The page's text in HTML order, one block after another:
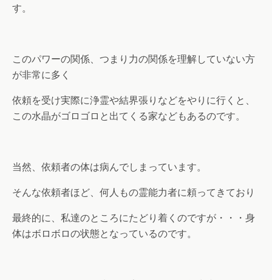
す。
このパワーの関係、つまり力の関係を理解していない方
が非常に多く
依頼を受け実際に浄霊や結界張りなどをやりに行くと、
この水晶がゴロゴロと出てくる家などもあるのです。
当然、依頼者の体は病んでしまっています。
そんな依頼者ほど、何人もの霊能力者に頼ってきており
最終的に、私達のところにたどり着くのですが・・・身
体はボロボロの状態となっているのです。